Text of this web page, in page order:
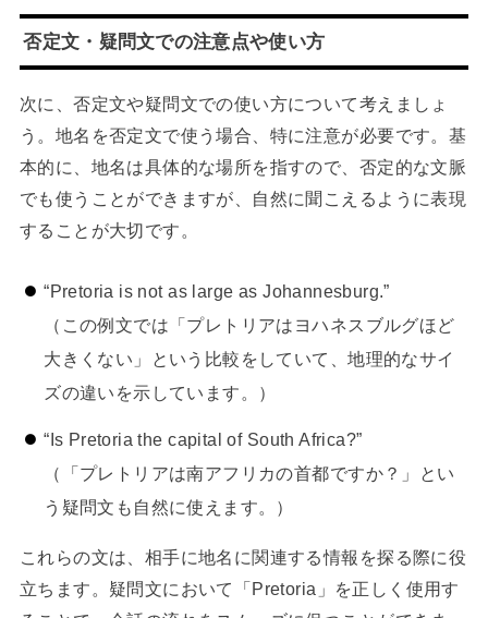
否定文・疑問文での注意点や使い方
次に、否定文や疑問文での使い方について考えましょ
う。地名を否定文で使う場合、特に注意が必要です。基
本的に、地名は具体的な場所を指すので、否定的な文脈
でも使うことができますが、自然に聞こえるように表現
することが大切です。
“Pretoria is not as large as Johannesburg.”
（この例文では「プレトリアはヨハネスブルグほど
大きくない」という比較をしていて、地理的なサイ
ズの違いを示しています。）
“Is Pretoria the capital of South Africa?”
（「プレトリアは南アフリカの首都ですか？」とい
う疑問文も自然に使えます。）
これらの文は、相手に地名に関連する情報を探る際に役
立ちます。疑問文において「Pretoria」を正しく使用す